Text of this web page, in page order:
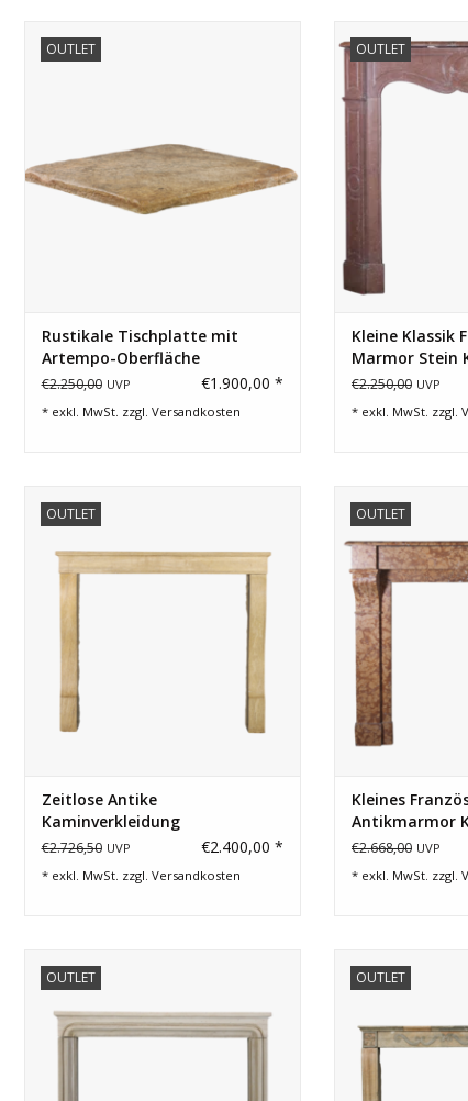
OUTLET
rustikaler Oberfläche. Die perfekte
Rustikale Tischplatte mit
Artempo-Oberfläche
€2.250,00 UVP €1.900,00 *
* exkl. MwSt. zzgl. Versandkosten
OUTLET
Stil Kamin
Kleine Klassik
Marmor Stein
Verkleidung
€2.250,00 UVP
* exkl. MwSt. zzgl.
OUTLET
ZUM WARENKORB HINZUFÜGEN
Zeitlose Antike
Kaminverkleidung
€2.726,50 UVP €2.400,00 *
* exkl. MwSt. zzgl. Versandkosten
OUTLET
chique und
ZUM
Kleines
Antikmarmor
€2.668,00 UVP
* exkl. MwSt. zzgl.
OUTLETLinien für die Inneneinrichtung.
ZUM WARENKORB HINZUFÜGEN
OUTLETaus der